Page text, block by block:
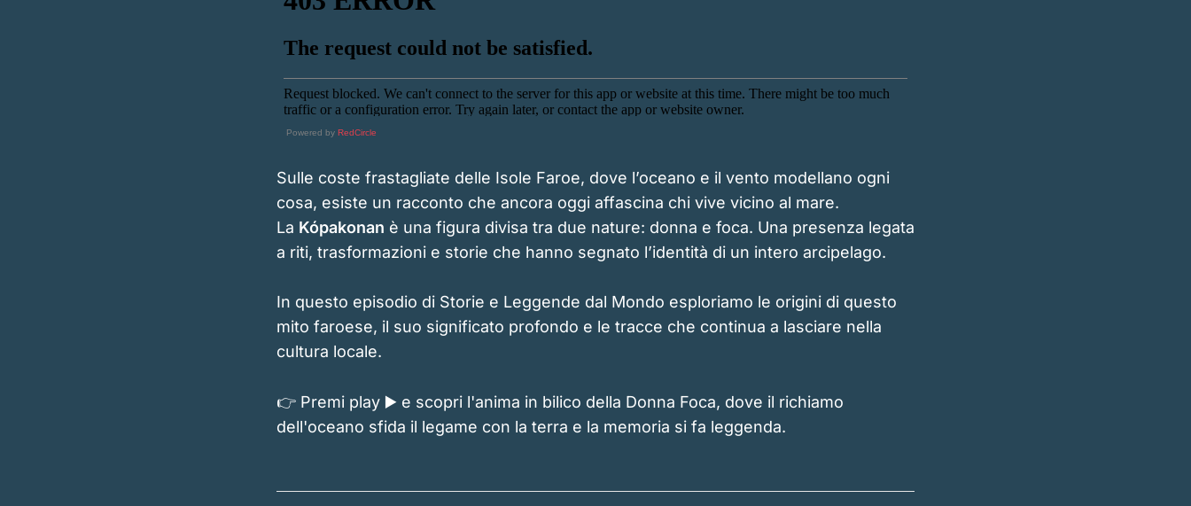
Powered by RedCircle
Sulle coste frastagliate delle Isole Faroe, dove l’oceano e il vento modellano ogni
cosa, esiste un racconto che ancora oggi affascina chi vive vicino al mare.
La Kópakonan è una figura divisa tra due nature: donna e foca. Una presenza legata
a riti, trasformazioni e storie che hanno segnato l’identità di un intero arcipelago.
In questo episodio di Storie e Leggende dal Mondo esploriamo le origini di questo
mito faroese, il suo significato profondo e le tracce che continua a lasciare nella
cultura locale.
👉 Premi play ▶️ e scopri l'anima in bilico della Donna Foca, dove il richiamo
dell'oceano sfida il legame con la terra e la memoria si fa leggenda.